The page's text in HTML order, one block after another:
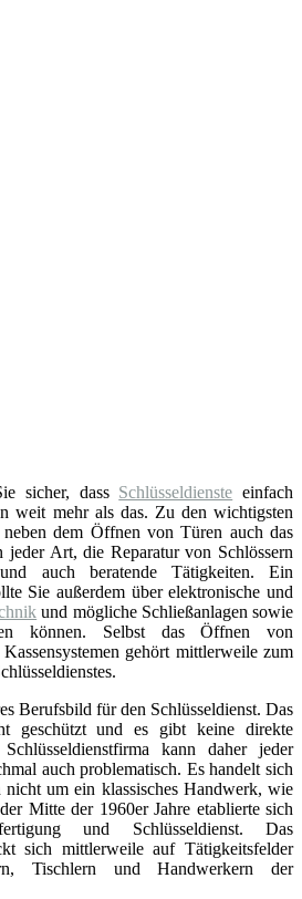
sicher, dass Schlüsseldienste einfach
weit mehr als das. Zu den wichtigsten
dem Öffnen von Türen auch das
jeder Art, die Reparatur von Schlössern
auch beratende Tätigkeiten. Ein
Sie außerdem über elektronische und
und mögliche Schließanlagen sowie
können. Selbst das Öffnen von
gehört mittlerweile zum
Berufsbild für den Schlüsseldienst. Das
geschützt und es gibt keine direkte
kann daher jeder
auch problematisch. Es handelt sich
nicht um ein klassisches Handwerk, wie
Mitte der 1960er Jahre etablierte sich
und Schlüsseldienst. Das
sich mittlerweile auf Tätigkeitsfelder
Tischlern und Handwerkern der